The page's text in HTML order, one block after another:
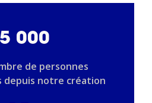
000
de personnes
depuis notre création